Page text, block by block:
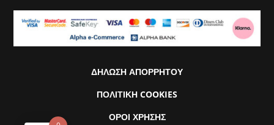
ΔΗΛΩΣΗ ΑΠΟΡΡΗΤΟΥ
ΠΟΛΙΤΙΚΗ COOKIES
ΟΡΟΙ ΧΡΗΣΗΣ